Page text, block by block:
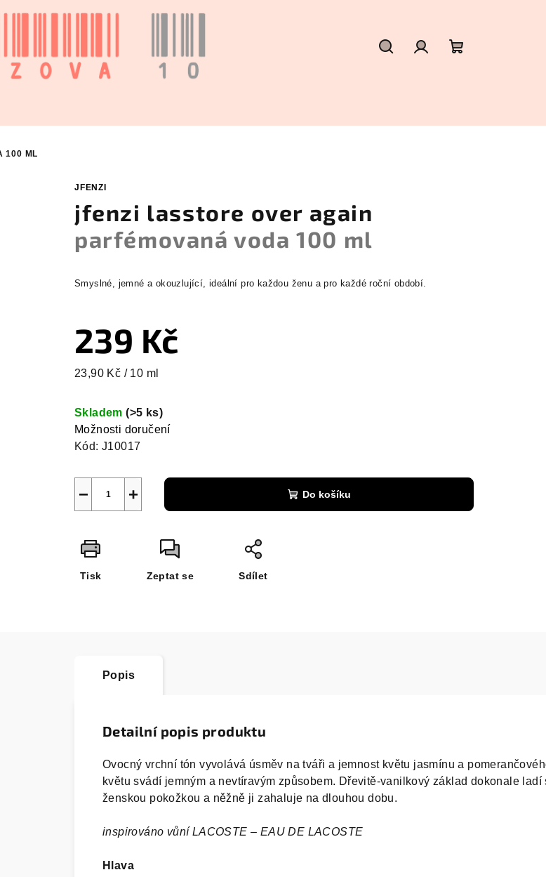
100 ML
JFENZI
jfenzi lasstore over again
parfémovaná voda 100 ml
Smyslné, jemné a okouzlující, ideální pro každou ženu a pro každé roční období.
239 Kč
Měrná
23,90 Kč / 10 ml
Skladem(>5 ks)
Možnosti doručení
Kód: J10017
+
− Do košíku
Tisk Zeptat se Sdílet
Popis
Detailní popis produktu
Ovocný vrchní tón vyvolává úsměv na tváři a jemnost květu jasmínu a
květu svádí jemným a nevtíravým způsobem. Dřevitě-vanilkový základ dokonale ladí
ženskou pokožkou a něžně ji zahaluje na dlouhou dobu.
inspirováno vůní LACOSTE – EAU DE LACOSTE
Hlava